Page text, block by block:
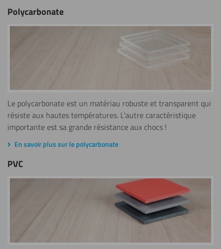
12mm
Montrer tout
20mm
Montrer tout
Montrer tout
Polycarbonate
Le polycarbonate est un matériau robuste et transparent qui
résiste aux hautes températures. L’autre caractéristique
importante est sa grande résistance aux chocs !
En savoir plus sur le polycarbonate
PVC